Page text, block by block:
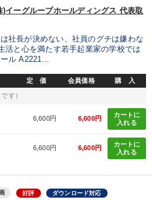
ーグループホールディングス 代表取
社長が決めない、社員のグチは嫌わな
活と心を満たす若手起業家の学校では
ル A2221...
定 価 会員価格 購 入
す）
6,600円 6,600円
カートに
入れる
6,600円 6,600円
カートに
入れる
好評 ダウンロード対応